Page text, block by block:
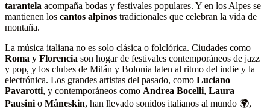
tarantela acompaña bodas y festivales populares. Y en los Alpes se
mantienen los cantos alpinos tradicionales que celebran la vida de
montaña.
La música italiana no es solo clásica o folclórica. Ciudades como
Roma y Florencia son hogar de festivales contemporáneos de jazz
y pop, y los clubes de Milán y Bolonia laten al ritmo del indie y la
electrónica. Los grandes artistas del pasado, como Luciano
Pavarotti, y contemporáneos como Andrea Bocelli, Laura
Pausini o Måneskin, han llevado sonidos italianos al mundo 🌍,